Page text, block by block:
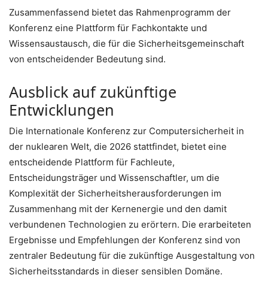
Zusammenfassend bietet das Rahmenprogramm der
Konferenz eine Plattform für Fachkontakte und
Wissensaustausch, die für die Sicherheitsgemeinschaft
von entscheidender Bedeutung sind.
Ausblick auf zukünftige
Entwicklungen
Die Internationale Konferenz zur Computersicherheit in
der nuklearen Welt, die 2026 stattfindet, bietet eine
entscheidende Plattform für Fachleute,
Entscheidungsträger und Wissenschaftler, um die
Komplexität der Sicherheitsherausforderungen im
Zusammenhang mit der Kernenergie und den damit
verbundenen Technologien zu erörtern. Die erarbeiteten
Ergebnisse und Empfehlungen der Konferenz sind von
zentraler Bedeutung für die zukünftige Ausgestaltung von
Sicherheitsstandards in dieser sensiblen Domäne.